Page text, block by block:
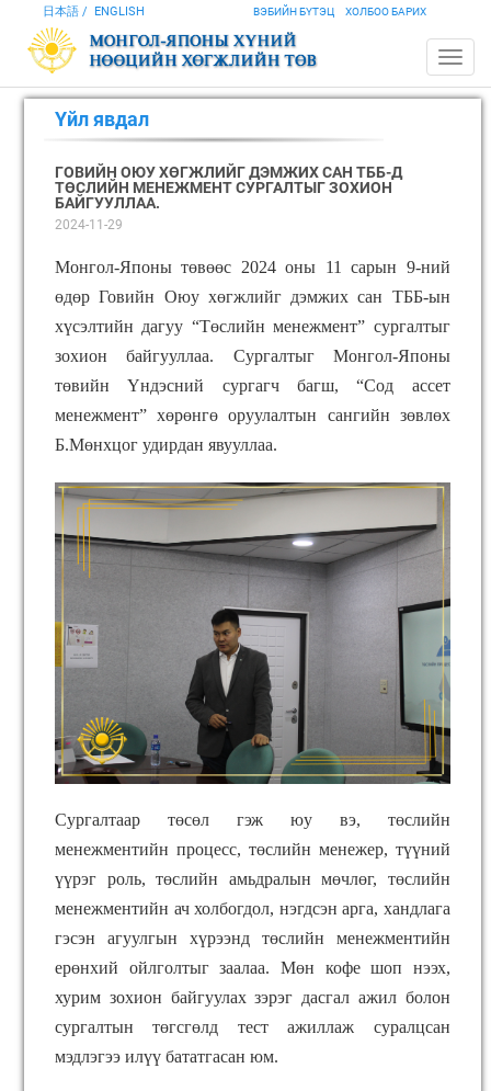
ВЭБИЙН БҮТЭЦ ХОЛБОО БАРИХ
日本語 ENGLISH
Үйл явдал
ГОВИЙН ОЮУ ХӨГЖЛИЙГ ДЭМЖИХ САН ТББ-Д
ТӨСЛИЙН МЕНЕЖМЕНТ СУРГАЛТЫГ ЗОХИОН
БАЙГУУЛЛАА.
2024-11-29
Монгол-Японы төвөөс 2024 оны 11 сарын 9-ний
өдөр Говийн Оюу хөгжлийг дэмжих сан ТББ-ын
хүсэлтийн дагуу “Төслийн менежмент” сургалтыг
зохион байгууллаа. Сургалтыг Монгол-Японы
төвийн Үндэсний сургагч багш,“Сод ассет
менежмент”хөрөнгө оруулалтын сангийн зөвлөх
Б.Мөнхцог удирдан явууллаа.
Сургалтаар төсөл гэж юу вэ, төслийн
менежментийн процесс, төслийн менежер, түүний
үүрэг роль, төслийн амьдралын мөчлөг, төслийн
менежментийн ач холбогдол, нэгдсэн арга, хандлага
гэсэн агуулгын хүрээнд төслийн менежментийн
ерөнхий ойлголтыг заалаа. Мөн кофе шоп нээх,
хурим зохион байгуулах зэрэг дасгал ажил болон
сургалтын төгсгөлд тест ажиллаж суралцсан
мэдлэгээ илүү бататгасан юм.